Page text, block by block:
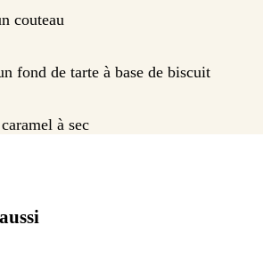
couteau
fond de tarte à base de biscuit
à sec